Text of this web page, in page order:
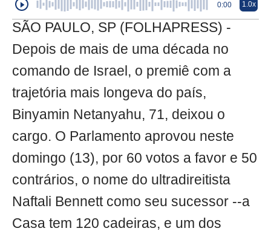
0:00 1.0x
SÃO PAULO, SP (FOLHAPRESS) -
Depois de mais de uma década no
comando de Israel, o premiê com a
trajetória mais longeva do país,
Binyamin Netanyahu, 71, deixou o
cargo. O Parlamento aprovou neste
domingo (13), por 60 votos a favor e 50
contrários, o nome do ultradireitista
Naftali Bennett como seu sucessor --a
Casa tem 120 cadeiras, e um dos